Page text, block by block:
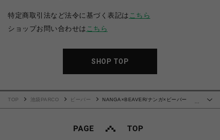
特定商取引法など法令に基づく表記は こちら
ショップお問い合わせは こちら
SHOP TOP
TOP 池袋PARCO ビーバー
NANGA×BEAVER/ナンガ×ビーバー